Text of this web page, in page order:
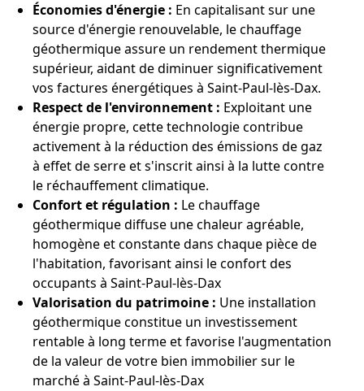
Économies d'énergie : En capitalisant sur une
source d'énergie renouvelable, le chauffage
géothermique assure un rendement thermique
supérieur, aidant de diminuer significativement
vos factures énergétiques à Saint-Paul-lès-Dax.
Respect de l'environnement : Exploitant une
énergie propre, cette technologie contribue
activement à la réduction des émissions de gaz
à effet de serre et s'inscrit ainsi à la lutte contre
le réchauffement climatique.
Confort et régulation : Le chauffage
géothermique diffuse une chaleur agréable,
homogène et constante dans chaque pièce de
l'habitation, favorisant ainsi le confort des
occupants à Saint-Paul-lès-Dax
Valorisation du patrimoine : Une installation
géothermique constitue un investissement
rentable à long terme et favorise l'augmentation
de la valeur de votre bien immobilier sur le
marché à Saint-Paul-lès-Dax